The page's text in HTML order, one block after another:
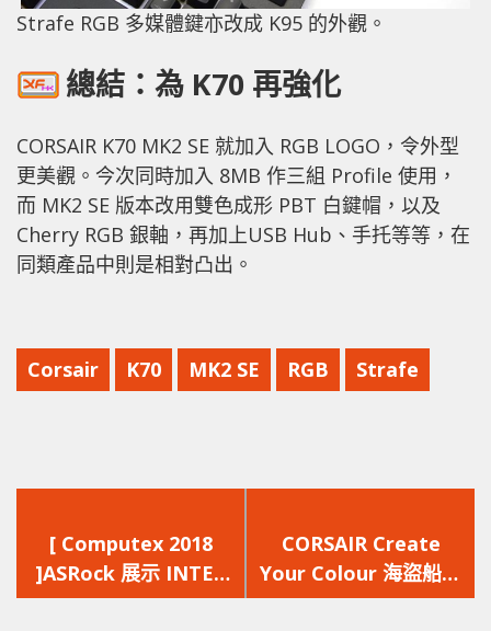
Strafe RGB 多媒體鍵亦改成 K95 的外觀。
總結：為 K70 再強化
CORSAIR K70 MK2 SE 就加入 RGB LOGO，令外型
更美觀。今次同時加入 8MB 作三組 Profile 使用，
而 MK2 SE 版本改用雙色成形 PBT 白鍵帽，以及
Cherry RGB 銀軸，再加上USB Hub、手托等等，在
同類產品中則是相對凸出。
Corsair K70 MK2 SE RGB Strafe
一
篇
文
[ Computex 2018
]ASRock 展示 INTEL
Optane Memory 最新
一
篇
文
CORSAIR Create
Your Colour 海盜船粉
絲聚會